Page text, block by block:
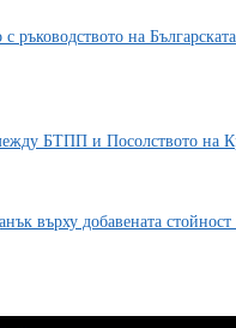
ръководството на
БТПП и Посолството на
върху добавената